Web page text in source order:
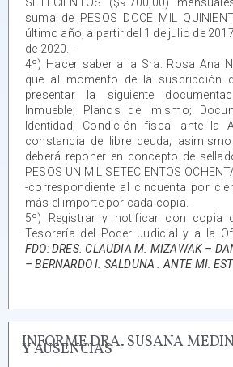
suma de PESOS DOCE MIL
último año, a partir del 1 de julio de
de 2020.-
4º) Hacer saber a la Sra. Rosa Ana
que al momento de la suscripción
presentar la siguiente
Inmueble; Planos del mismo;
Identidad; Condición fiscal ante la
constancia de libre deuda;
deberá reponer en concepto de
PESOS UN MIL SETECIENTOS
-correspondiente al cincuenta por
más el importe por cada copia.-
5º) Registrar y notificar con copia
Tesorería del Poder Judicial y a la
FDO: DRES. CLAUDIA M. MIZAWAK –
– BERNARDO I. SALDUNA . ANTE MI:
INFORME DRA. SUSANA
Y AUSENCIAS